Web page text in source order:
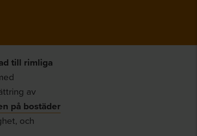
till rimliga
av
på bostäder
och